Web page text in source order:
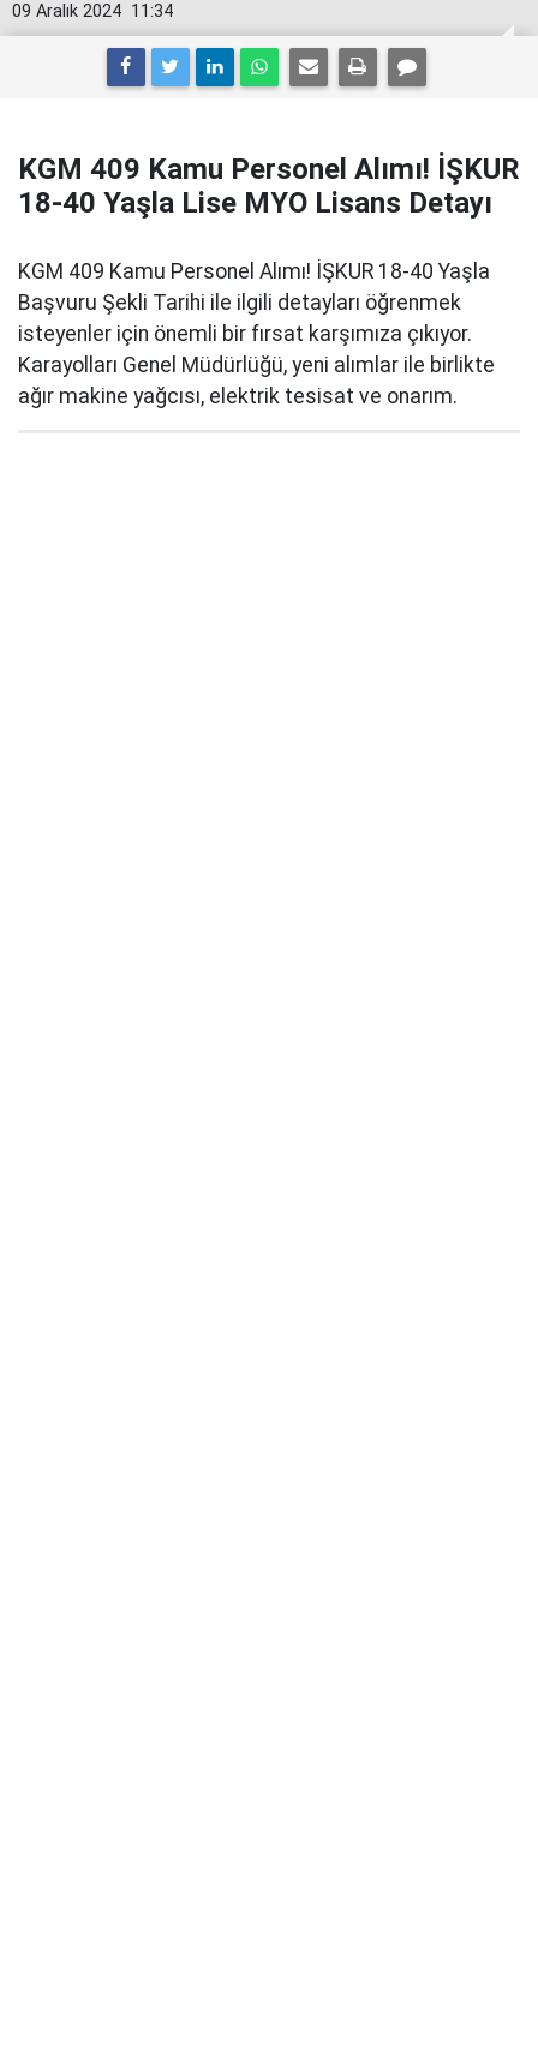
11:34
09 Aralık 2024
KGM 409 Kamu Personel Alımı! İŞKUR
18-40 Yaşla Lise MYO Lisans Detayı
KGM 409 Kamu Personel Alımı! İŞKUR 18-40 Yaşla
Başvuru Şekli Tarihi ile ilgili detayları öğrenmek
isteyenler için önemli bir fırsat karşımıza çıkıyor.
Karayolları Genel Müdürlüğü, yeni alımlar ile birlikte
ağır makine yağcısı, elektrik tesisat ve onarım.